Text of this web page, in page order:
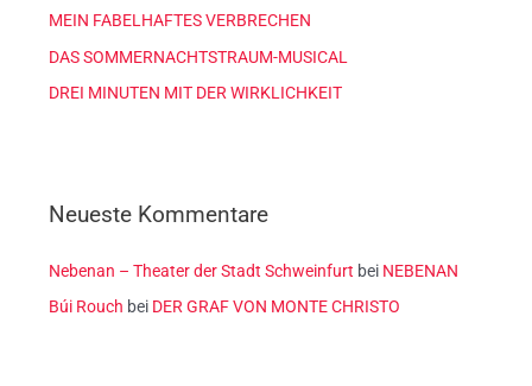
c
h
:
MEIN FABELHAFTES VERBRECHEN
DAS SOMMERNACHTSTRAUM-MUSICAL
DREI MINUTEN MIT DER WIRKLICHKEIT
Neueste Kommentare
Nebenan – Theater der Stadt Schweinfurt bei NEBENAN
Búi Rouch bei DER GRAF VON MONTE CHRISTO